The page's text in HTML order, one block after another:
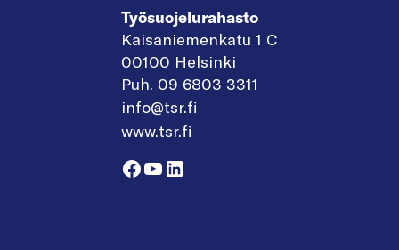
Työsuojelurahasto
Kaisaniemenkatu 1 C
00100 Helsinki
Puh. 09 6803 3311
info@tsr.fi
www.tsr.fi
Facebook
YouTube
LinkedIn